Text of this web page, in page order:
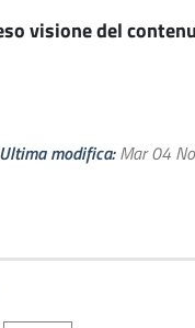
visione del
Ultima modifica Mar 04